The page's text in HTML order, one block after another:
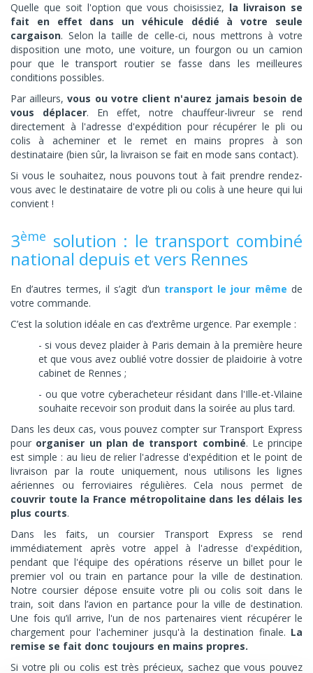
Quelle que soit l'option que vous choisissiez, la livraison se
fait en effet dans un véhicule dédié à votre seule
cargaison. Selon la taille de celle-ci, nous mettrons à votre
disposition une moto, une voiture, un fourgon ou un camion
pour que le transport routier se fasse dans les meilleures
conditions possibles.
Par ailleurs,vous ou votre client n'aurez jamais besoin de
vous déplacer. En effet, notre chauffeur-livreur se rend
directement à l'adresse d'expédition pour récupérer le pli ou
colis à acheminer et le remet en mains propres à son
destinataire (bien sûr, la livraison se fait en mode sans contact).
Si vous le souhaitez, nous pouvons tout à fait prendre rendez-
vous avec le destinataire de votre pli ou colis à une heure qui lui
convient !
3ème solution : le transport combiné
national depuis et vers Rennes
En d’autres termes, il s’agit d’un transport le jour même de
votre commande.
C’est la solution idéale en cas d’extrême urgence. Par exemple :
- si vous devez plaider à Paris demain à la première heure
et que vous avez oublié votre dossier de plaidoirie à votre
cabinet de Rennes ;
- ou que votre cyberacheteur résidant dans l'Ille-et-Vilaine
souhaite recevoir son produit dans la soirée au plus tard.
Dans les deux cas, vous pouvez compter sur Transport Express
pour organiser un plan de transport combiné. Le principe
est simple : au lieu de relier l'adresse d'expédition et le point de
livraison par la route uniquement, nous utilisons les lignes
aériennes ou ferroviaires régulières. Cela nous permet de
couvrir toute la France métropolitaine dans les délais les
plus courts.
Dans les faits, un coursier Transport Express se rend
immédiatement après votre appel à l'adresse d'expédition,
pendant que l'équipe des opérations réserve un billet pour le
premier vol ou train en partance pour la ville de destination.
Notre coursier dépose ensuite votre pli ou colis soit dans le
train, soit dans l’avion en partance pour la ville de destination.
Une fois qu’il arrive, l'un de nos partenaires vient récupérer le
chargement pour l'acheminer jusqu'à la destination finale. La
remise se fait donc toujours en mains propres.
Si votre pli ou colis est très précieux, sachez que vous pouvez